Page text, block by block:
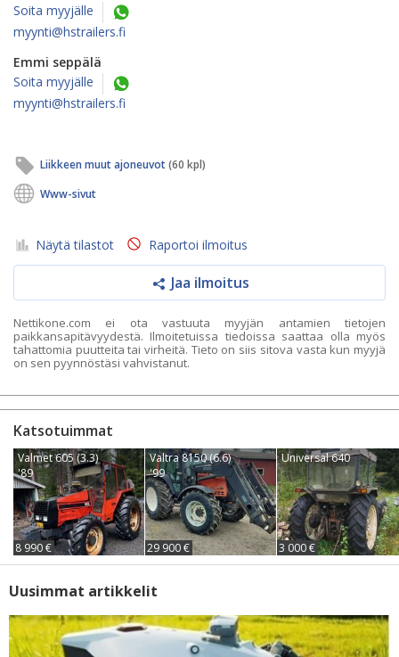
Soita myyjälle
myynti@hstrailers.fi
Emmi seppälä
Soita myyjälle
myynti@hstrailers.fi
Liikkeen muut ajoneuvot(60 kpl)
Www-sivut
Näytä tilastot Raportoi ilmoitus
Jaa ilmoitus
Nettikone.com ei ota vastuuta myyjän antamien tietojen
paikkansapitävyydestä. Ilmoitetuissa tiedoissa saattaa olla myös
tahattomia puutteita tai virheitä. Tieto on siis sitova vasta kun myyjä
on sen pyynnöstäsi vahvistanut.
Katsotuimmat
Valmet 605 (3.3)
'89
8 990 €
Valtra 8150 (6.6)
'99
29 900 €
Universal 640
3 000 €
Uusimmat artikkelit